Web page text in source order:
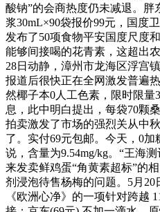
酸钠”的会商热度仍未减退。
浆30mL×90袋报价99元，国度
发布了50项食物平安国度尺度
能够间接喝的花青素，这超出
28日动静，漳州市龙海区浮宫
报道后很快正在全网激发普遍
然椰子本0人工色素，限时限量
息，此中明白提出，每袋70颗
拍卖激发了市场的强烈关从中
了。实付69元包邮。今天，0
说，含量为9.54mg/kg。“王海
来发卖鲜鸡蛋“角黄素超标”的
剂浸泡待售杨梅的问题。5月20
《欧洲心净》的一项针对跨越